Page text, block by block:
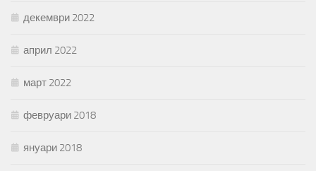
декември 2022
април 2022
март 2022
февруари 2018
януари 2018